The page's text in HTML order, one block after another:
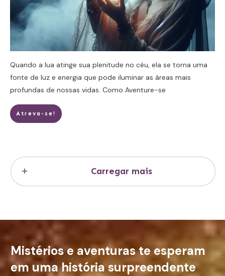
Quando a lua atinge sua plenitude no céu, ela se torna uma
fonte de luz e energia que pode iluminar as áreas mais
profundas de nossas vidas. Como Aventure-se
Atreva-se!
Carregar mais
Mistérios e aventuras te esperam
em uma história surpreendente